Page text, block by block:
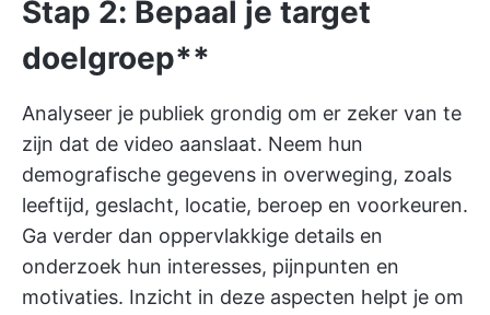
Stap 2: Bepaal je target
doelgroep**
Analyseer je publiek grondig om er zeker van te
zijn dat de video aanslaat. Neem hun
demografische gegevens in overweging, zoals
leeftijd, geslacht, locatie, beroep en voorkeuren.
Ga verder dan oppervlakkige details en
onderzoek hun interesses, pijnpunten en
motivaties. Inzicht in deze aspecten helpt je om